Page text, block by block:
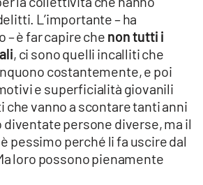
L’importante – ha
è far capire che non tutti i
, ci sono quelli incalliti che
costantemente, e poi
e superficialità giovanili
vanno a scontare tanti anni
diventate persone diverse, ma il
pessimo perché li fa uscire dal
loro possono pienamente